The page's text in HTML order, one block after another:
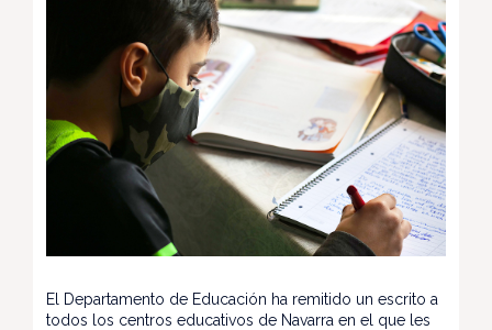
El Departamento de Educación ha remitido un escrito a
todos los centros educativos de Navarra en el que les